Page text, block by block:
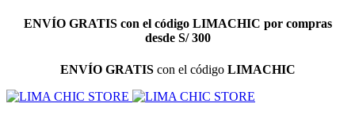
ENVÍO GRATIScon el código LIMACHIC por compras
desde S/ 300
ENVÍO GRATIScon el código LIMACHIC